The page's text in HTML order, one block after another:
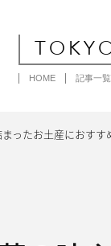
HOME 記事一覧
ったお土産におすす